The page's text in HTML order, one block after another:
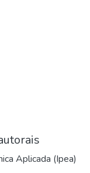
Aplicada (Ipea)